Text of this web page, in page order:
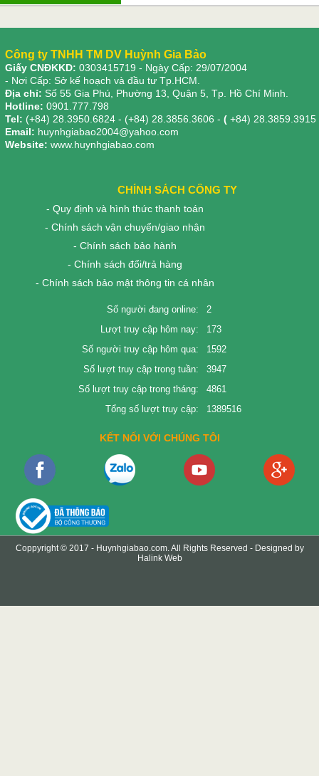
Công ty TNHH TM DV Huỳnh Gia Bảo
Giấy CNĐKKD: 0303415719 - Ngày Cấp: 29/07/2004
- Nơi Cấp: Sở kế hoạch và đầu tư Tp.HCM.
Địa chỉ: Số 55 Gia Phú, Phường 13, Quận 5, Tp. Hồ Chí Minh.
Hotline: 0901.777.798
Tel: (+84) 28.3950.6824 - (+84) 28.3856.3606 - ( +84) 28.3859.3915
Email: huynhgiabao2004@yahoo.com
Website: www.huynhgiabao.com
CHÍNH SÁCH CÔNG TY
- Quy định và hình thức thanh toán
- Chính sách vận chuyển/giao nhận
- Chính sách bảo hành
- Chính sách đổi/trả hàng
- Chính sách bảo mật thông tin cá nhân
Số người đang online:
2
Lượt truy cập hôm nay:
173
Số người truy cập hôm qua:
1592
Số lượt truy cập trong tuần:
3947
Số lượt truy cập trong tháng:
4861
Tổng số lượt truy cập:
1389516
KẾT NỐI VỚI CHÚNG TÔI
Coppyright © 2017 - Huynhgiabao.com. All Rights Reserved - Designed by
Halink Web